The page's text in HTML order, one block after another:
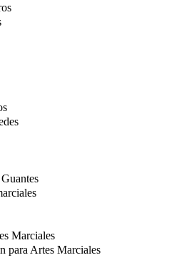
Marciales
para Artes Marciales